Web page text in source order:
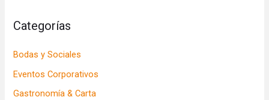
Categorías
Bodas y Sociales
Eventos Corporativos
Gastronomía & Carta